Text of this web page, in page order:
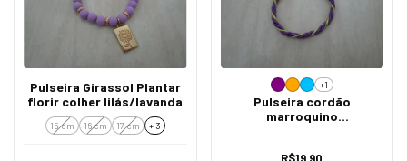
Pulseira Girassol Plantar
florir colher lilás/lavanda
15 cm 16 cm 17 cm + 3
+1
Pulseira cordão
marroquino